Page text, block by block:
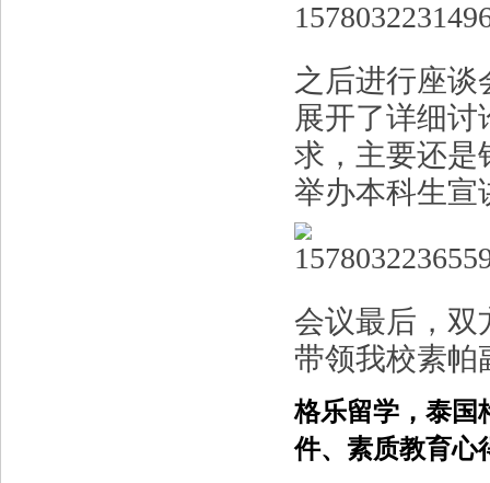
之后进行座
展开了详细
求，主要还是
举办本科生宣
会议最后，双
带领我校素帕
格乐留学，泰国
件、素质教育心